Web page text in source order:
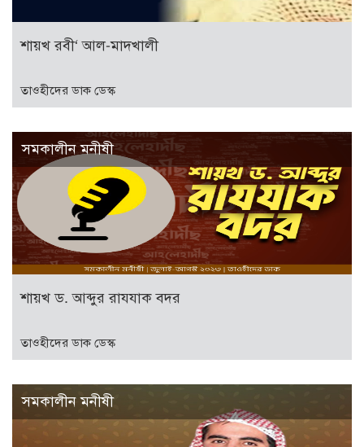
শায়খ রবী‘ আল-মাদখালী
তাওহীদের ডাক ডেস্ক
সমকালীন মনীষী
শায়খ ড. আব্দুর রাযযাক বদর
তাওহীদের ডাক ডেস্ক
সমকালীন মনীষী